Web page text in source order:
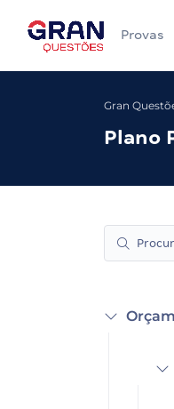
Provas
Gran
Plano